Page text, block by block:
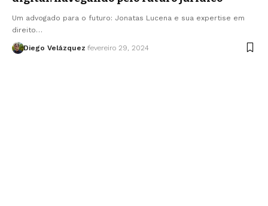
Um advogado para o futuro: Jonatas Lucena e sua expertise em
direito…
Diego Velázquez fevereiro 29, 2024